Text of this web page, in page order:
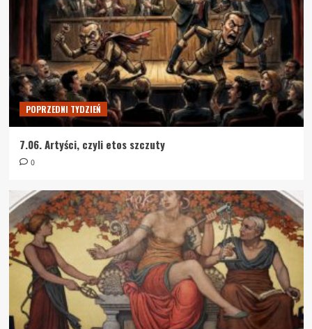
POPRZEDNI TYDZIEŃ
7.06. Artyści, czyli etos szczuty
0